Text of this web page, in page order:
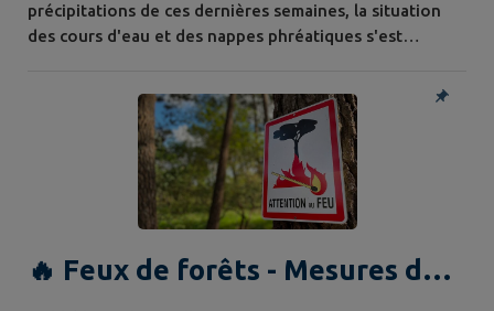
précipitations de ces dernières semaines, la situation
des cours d'eau et des nappes phréatiques s'est
compte. 💧🟠 L'Orne Saosnoise et la Sarthe Amont sont
en zone alerte renforcée. Le niveau ALERTE implique
des mesures de restriction des usages de...
🔥 Feux de forêts - Mesures de